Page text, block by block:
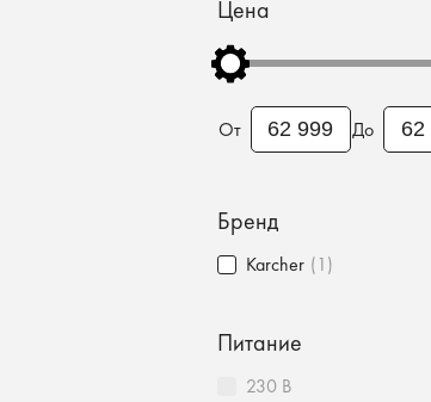
Цена
От До
Бренд
Karcher (1)
Питание
230 В